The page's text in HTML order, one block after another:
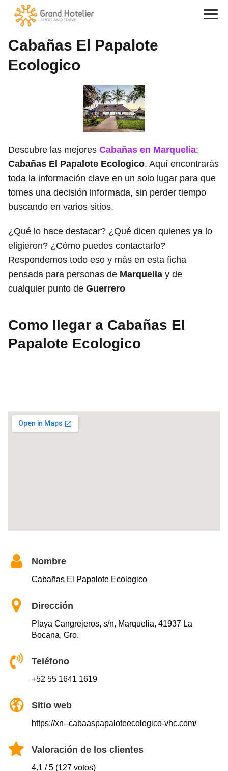
Cabañas El Papalote
Ecologico
Descubre las mejores Cabañas en Marquelia:
Cabañas El Papalote Ecologico. Aquí encontrarás
toda la información clave en un solo lugar para que
tomes una decisión informada, sin perder tiempo
buscando en varios sitios.
¿Qué lo hace destacar? ¿Qué dicen quienes ya lo
eligieron? ¿Cómo puedes contactarlo?
Respondemos todo eso y más en esta ficha
pensada para personas de Marquelia y de
cualquier punto de Guerrero
Como llegar a Cabañas El
Papalote Ecologico
Nombre
Cabañas El Papalote Ecologico
Dirección
Playa Cangrejeros, s/n, Marquelia, 41937 La
Bocana, Gro.
Teléfono
+52 55 1641 1619
Sitio web
https://xn--cabaaspapaloteecologico-vhc.com/
Valoración de los clientes
4.1 / 5 (127 votos)